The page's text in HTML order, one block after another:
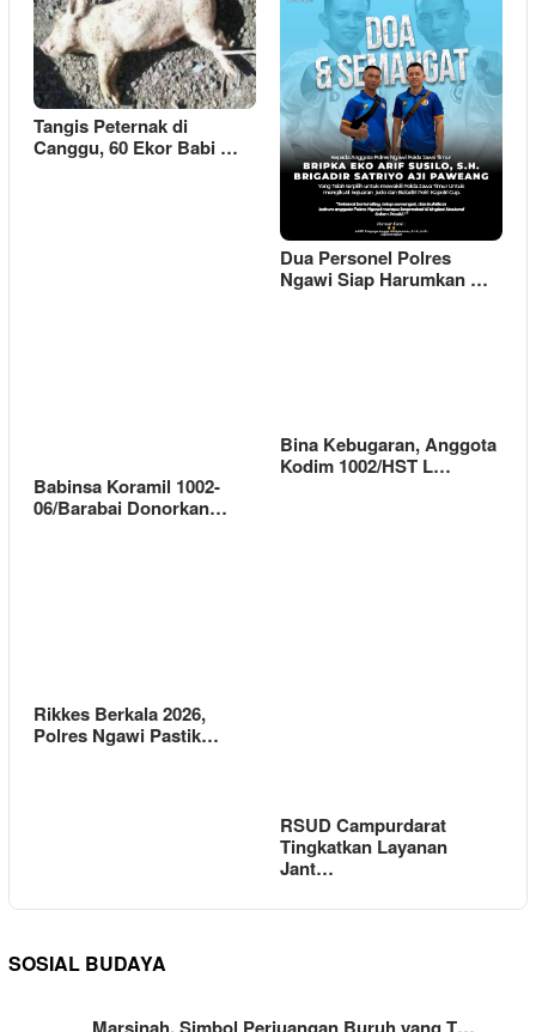
Tangis Peternak di
Canggu, 60 Ekor Babi …
Dua Personel Polres
Ngawi Siap Harumkan …
Babinsa Koramil 1002-
06/Barabai Donorkan…
Bina Kebugaran, Anggota
Kodim 1002/HST L…
Rikkes Berkala 2026,
Polres Ngawi Pastik…
RSUD Campurdarat
Tingkatkan Layanan
Jant…
SOSIAL BUDAYA